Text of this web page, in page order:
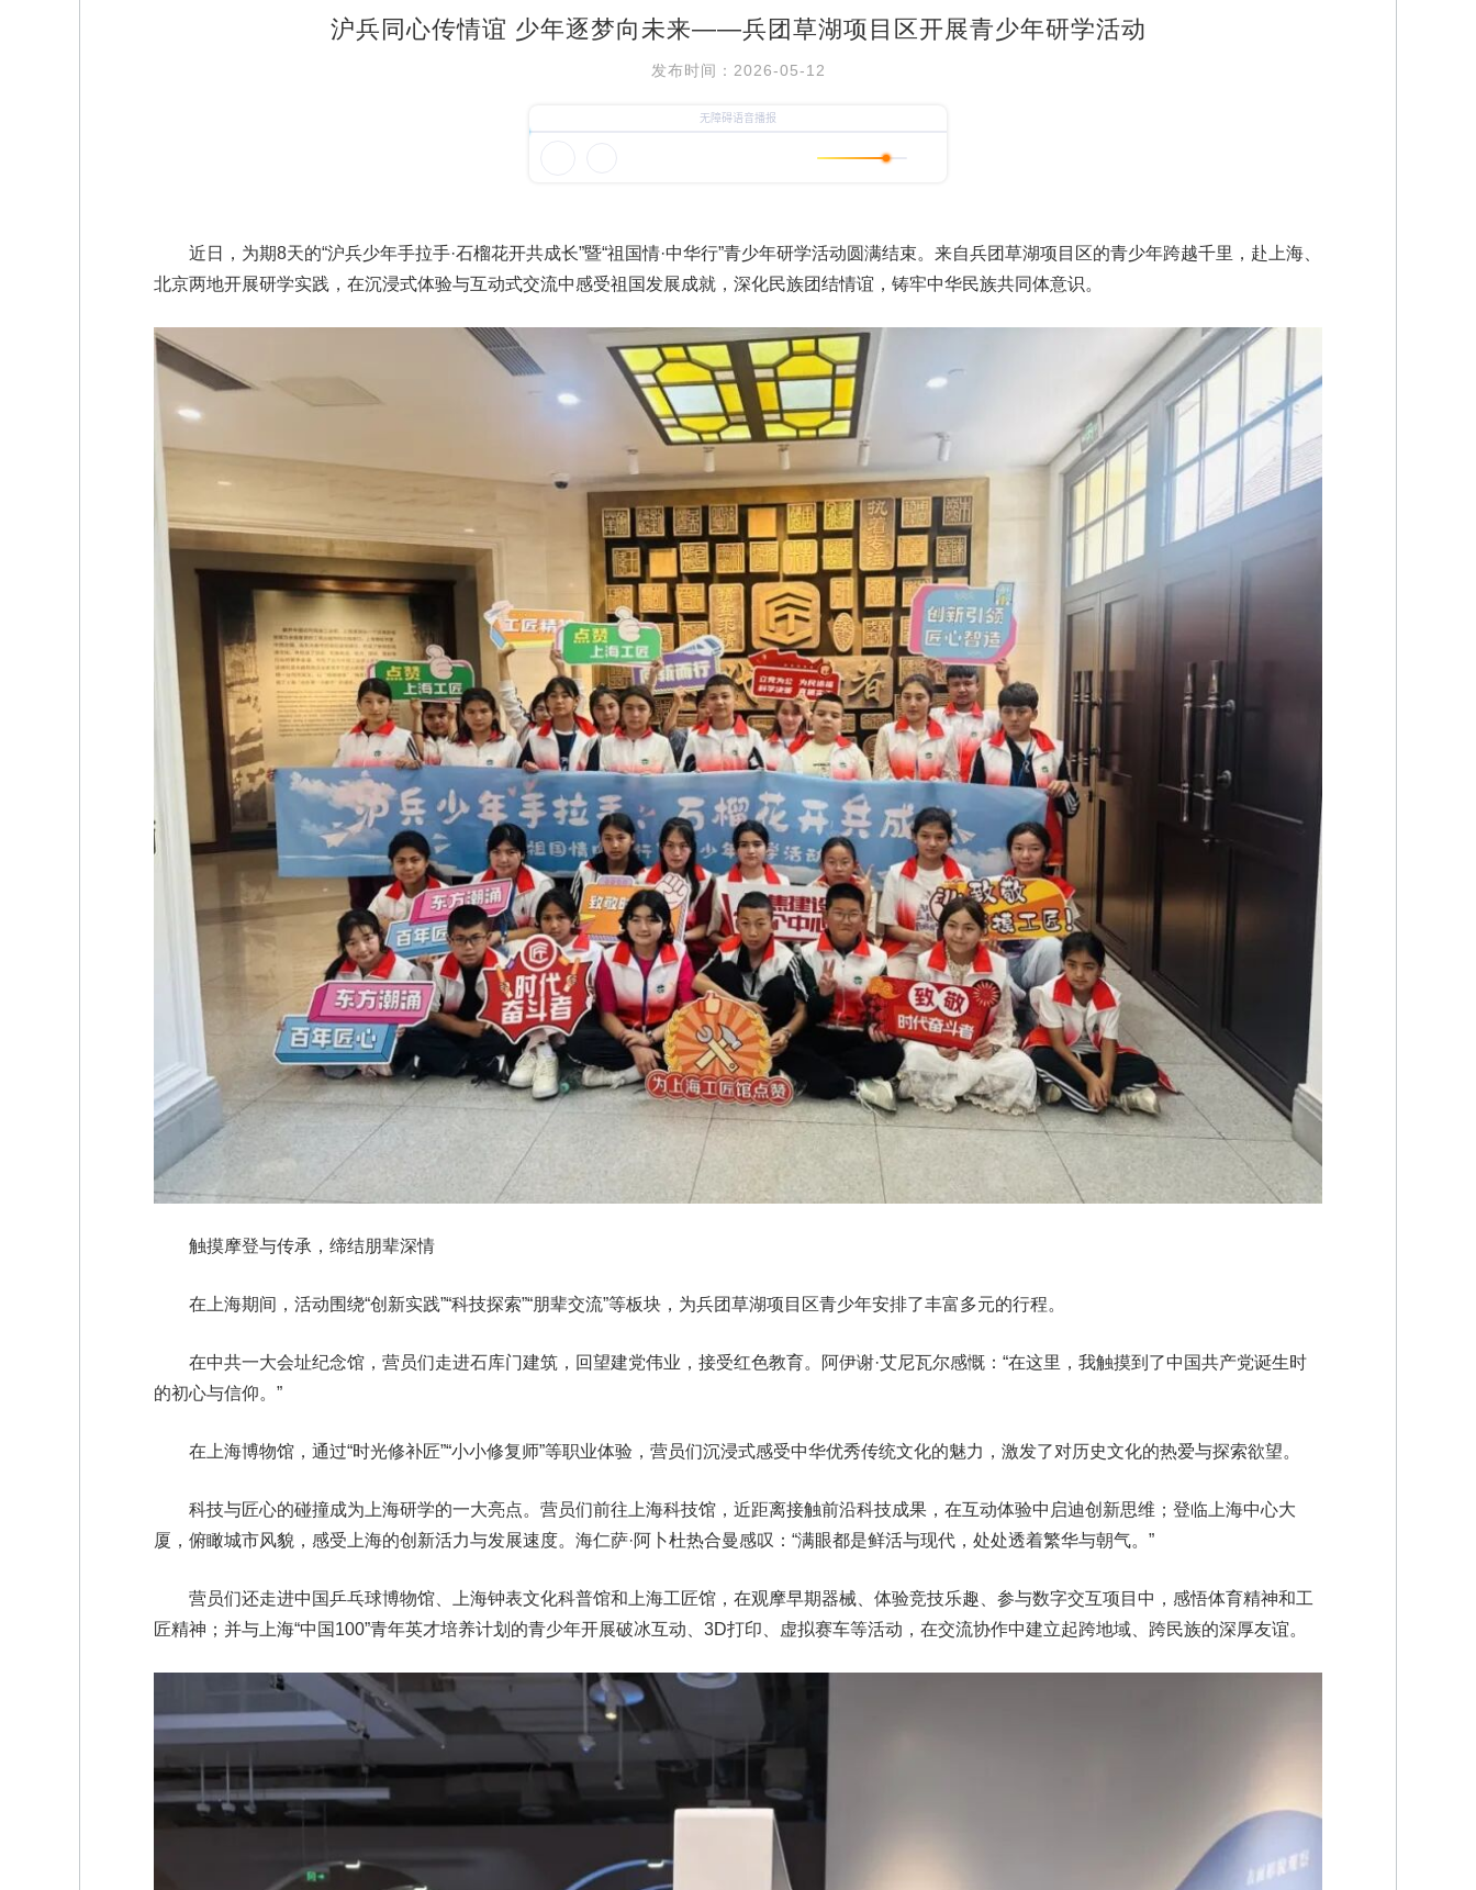
沪兵同心传情谊 少年逐梦向未来——兵团草湖项目区开展青少年研学活动
发布时间：2026-05-12
近日，为期8天的“沪兵少年手拉手·石榴花开共成长”暨“祖国情·中华行”青少年研学活动圆满结束。来自兵团草湖项目区的青少年跨越千里，赴上海、
北京两地开展研学实践，在沉浸式体验与互动式交流中感受祖国发展成就，深化民族团结情谊，铸牢中华民族共同体意识。
触摸摩登与传承，缔结朋辈深情
在上海期间，活动围绕“创新实践”“科技探索”“朋辈交流”等板块，为兵团草湖项目区青少年安排了丰富多元的行程。
在中共一大会址纪念馆，营员们走进石库门建筑，回望建党伟业，接受红色教育。阿伊谢·艾尼瓦尔感慨：“在这里，我触摸到了中国共产党诞生时
的初心与信仰。”
在上海博物馆，通过“时光修补匠”“小小修复师”等职业体验，营员们沉浸式感受中华优秀传统文化的魅力，激发了对历史文化的热爱与探索欲望。
科技与匠心的碰撞成为上海研学的一大亮点。营员们前往上海科技馆，近距离接触前沿科技成果，在互动体验中启迪创新思维；登临上海中心大
厦，俯瞰城市风貌，感受上海的创新活力与发展速度。海仁萨·阿卜杜热合曼感叹：“满眼都是鲜活与现代，处处透着繁华与朝气。”
营员们还走进中国乒乓球博物馆、上海钟表文化科普馆和上海工匠馆，在观摩早期器械、体验竞技乐趣、参与数字交互项目中，感悟体育精神和工
匠精神；并与上海“中国100”青年英才培养计划的青少年开展破冰互动、3D打印、虚拟赛车等活动，在交流协作中建立起跨地域、跨民族的深厚友谊。